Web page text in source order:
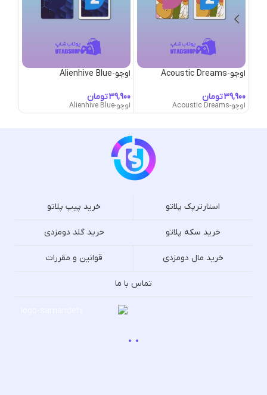
اوچو-Acoustic Dreams
تومان
اوچو-Acoustic Dreams
اوچو-Alienhive Blue
تومان
اوچو-Alienhive Blue
استارترپک پلاتو خرید پیپ پلاتو
خرید سکه پلاتو خرید گلد دومزدی
خرید مال دومزدی قوانین و مقررات
تماس با ما